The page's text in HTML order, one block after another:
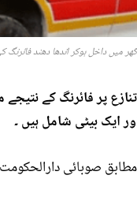
داخل ہوکر اندھا دھند فائرنگ کی جس کے نتیجے میں 5
صوبائی